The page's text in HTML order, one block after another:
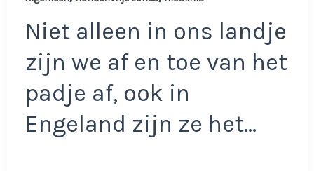
Niet alleen in ons landje
zijn we af en toe van het
padje af, ook in
Engeland zijn ze het…